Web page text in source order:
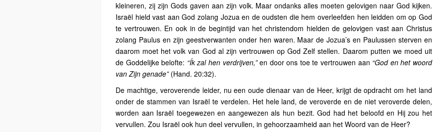
kleineren, zij zijn Gods gaven aan zijn volk. Maar ondanks alles moeten gelovigen naar God kijken.
Israël hield vast aan God zolang Jozua en de oudsten die hem overleefden hen leidden om op God
te vertrouwen. En ook in de begintijd van het christendom hielden de gelovigen vast aan Christus
zolang Paulus en zijn geestverwanten onder hen waren. Maar de Jozua’s en Paulussen sterven en
daarom moet het volk van God al zijn vertrouwen op God Zelf stellen. Daarom putten we moed uit
de Goddelijke belofte: “Ík zal hen verdrijven,”en door ons toe te vertrouwen aan “God en het woord
van Zijn genade”(Hand. 20:32).
De machtige, veroverende leider, nu een oude dienaar van de Heer, krijgt de opdracht om het land
onder de stammen van Israël te verdelen. Het hele land, de veroverde en de niet veroverde delen,
worden aan Israël toegewezen en aangewezen als hun bezit. God had het beloofd en Hij zou het
vervullen. Zou Israël ook hun deel vervullen, in gehoorzaamheid aan het Woord van de Heer?